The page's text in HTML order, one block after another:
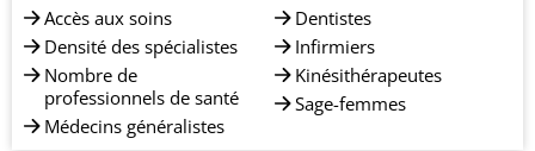
Accès aux soins
Densité des spécialistes
Nombre de
professionnels de santé
Médecins généralistes
Dentistes
Infirmiers
Kinésithérapeutes
Sage-femmes